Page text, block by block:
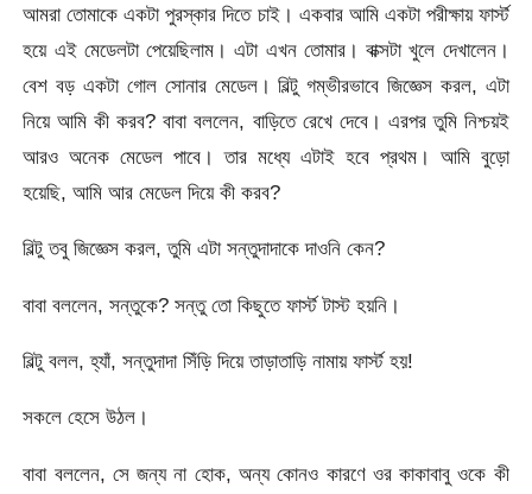
আমরা তোমাকে একটা পুরস্কার দিতে চাই। একবার আমি একটা পরীক্ষায় ফার্স্ট
হয়ে এই মেডেলটা পেয়েছিলাম। এটা এখন তোমার। বাক্সটা খুলে দেখালেন।
বেশ বড় একটা গোল সোনার মেডেল। বিল্টু গম্ভীরভাবে জিজ্ঞেস করল, এটা
নিয়ে আমি কী করব? বাবা বললেন, বাড়িতে রেখে দেবে। এরপর তুমি নিশ্চয়ই
আরও অনেক মেডেল পাবে। তার মধ্যে এটাই হবে প্রথম। আমি বুড়ো
হয়েছি, আমি আর মেডেল দিয়ে কী করব?
বিল্টু তবু জিজ্ঞেস করল, তুমি এটা সন্তুদাদাকে দাওনি কেন?
বাবা বললেন, সন্তুকে? সন্তু তো কিছুতে ফার্স্ট টাস্ট হয়নি।
বিল্টু বলল, হ্যাঁ, সন্তুদাদা সিঁড়ি দিয়ে তাড়াতাড়ি নামায় ফার্স্ট হয়!
সকলে হেসে উঠল।
বাবা বললেন, সে জন্য না হোক, অন্য কোনও কারণে ওর কাকাবাবু ওকে কী